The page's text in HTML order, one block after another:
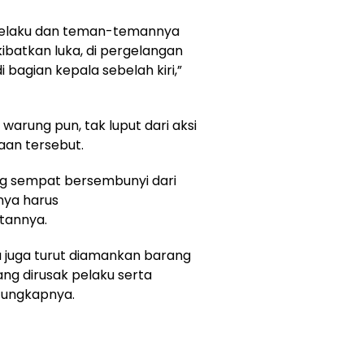
dan teman-temannya
luka, di pergelangan
kepala sebelah kiri,”
pun, tak luput dari aksi
tersebut.
sempat bersembunyi dari
harus
juga turut diamankan barang
dirusak pelaku serta